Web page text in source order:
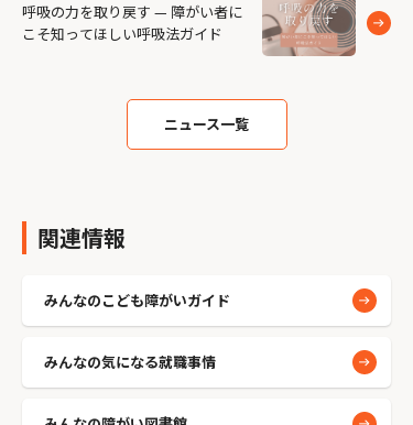
ニュース一覧
呼吸の力を取り戻す — 障がい者に
こそ知ってほしい呼吸法ガイド
関連情報
みんなのこども障がいガイド
みんなの気になる就職事情